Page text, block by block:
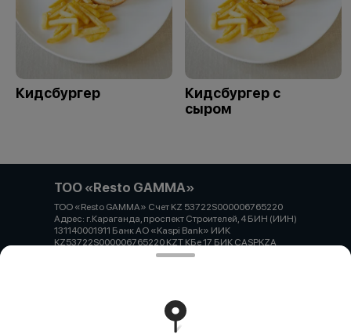
Кидсбургер
Кидсбургер с
сыром
ТОО «Resto GAMMA»
ТОО «Resto GAMMA» Счет KZ 53722S000006765220
Адрес: г.Караганда, проспект Строителей, 4 БИН (ИИН)
131140001911 Банк АО «Kaspi Bank» ИИК
KZ53722S000006765220 KZT КБе 17 БИК CASPKZA
Работает на эффективном ядреFoodpicásso